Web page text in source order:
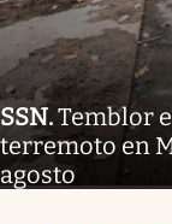
SSN.Temblor
terremoto en
agosto